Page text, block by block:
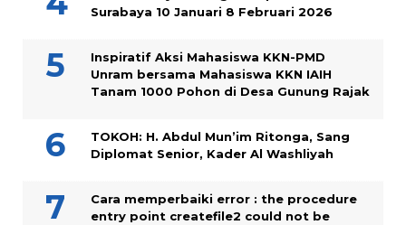
Surabaya 10 Januari 8 Februari 2026
Inspiratif Aksi Mahasiswa KKN-PMD
Unram bersama Mahasiswa KKN IAIH
Tanam 1000 Pohon di Desa Gunung Rajak
TOKOH: H. Abdul Mun’im Ritonga, Sang
Diplomat Senior, Kader Al Washliyah
Cara memperbaiki error : the procedure
entry point createfile2 could not be